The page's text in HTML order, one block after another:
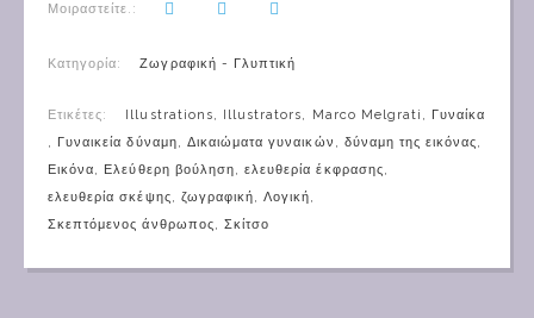
Μοιραστείτε.:
Κατηγορία: Ζωγραφική - Γλυπτική
Ετικέτες: Illustrations, Illustrators, Marco Melgrati , Γυναίκα
, Γυναικεία δύναμη, Δικαιώματα γυναικών , δύναμη της εικόνας,
Εικόνα, Ελεύθερη βούληση,ελευθερία έκφρασης,
ελευθερία σκέψης, ζωγραφική,Λογική,
Σκεπτόμενος άνθρωπος, Σκίτσο